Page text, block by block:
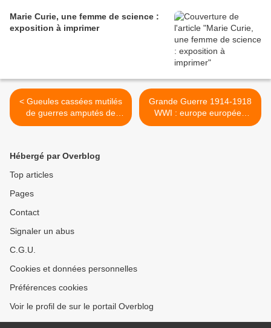
Marie Curie, une femme de science :
exposition à imprimer
< Gueules cassées mutilés
de guerres amputés de
guerre anciens combattants
Grande Guerre 1914-1918
WWI : europe européen
guerre européenne >
Hébergé par Overblog
Top articles
Pages
Contact
Signaler un abus
C.G.U.
Cookies et données personnelles
Préférences cookies
Voir le profil de sur le portail Overblog